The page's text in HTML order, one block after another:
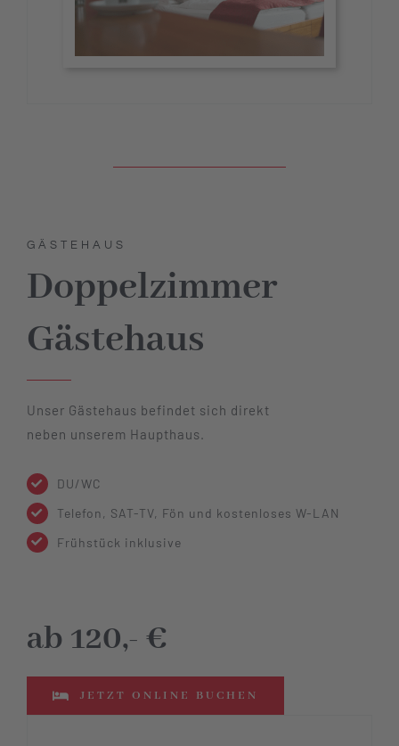
GÄSTEHAUS
Doppelzimmer
Gästehaus
Unser Gästehaus befindet sich direkt
neben unserem Haupthaus.
DU/WC
Telefon, SAT-TV, Fön und kostenloses W-LAN
Frühstück inklusive
ab 120,- €
JETZT ONLINE BUCHEN